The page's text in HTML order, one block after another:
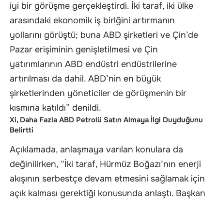
iyi bir görüşme gerçekleştirdi. İki taraf, iki ülke
arasındaki ekonomik iş birlğini artırmanın
yollarını görüştü; buna ABD şirketleri ve Çin’de
Pazar erişiminin genişletilmesi ve Çin
yatırımlarının ABD endüstri endüstrilerine
artırılması da dahil. ABD’nin en büyük
şirketlerinden yöneticiler de görüşmenin bir
kısmına katıldı” denildi.
Xi, Daha Fazla ABD Petrolü Satın Almaya İlgi Duyduğunu
Belirtti
Açıklamada, anlaşmaya varılan konulara da
değinilirken, “İki taraf, Hürmüz Boğazı’nın enerji
akışının serbestçe devam etmesini sağlamak için
açık kalması gerektiği konusunda anlaştı. Başkan